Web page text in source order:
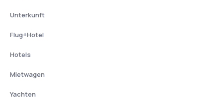
Unterkunft
Flug+Hotel
Hotels
Mietwagen
Yachten